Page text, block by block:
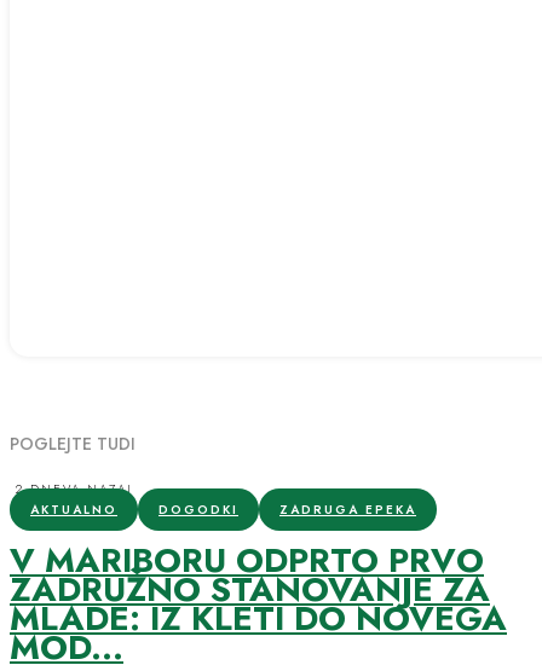
POGLEJTE TUDI
2 DNEVA NAZAJ
AKTUALNO
DOGODKI ZADRUGA EPEKA
V MARIBORU ODPRTO PRVO
ZADRUŽNO STANOVANJE ZA
MLADE: IZ KLETI DO NOVEGA
MOD...